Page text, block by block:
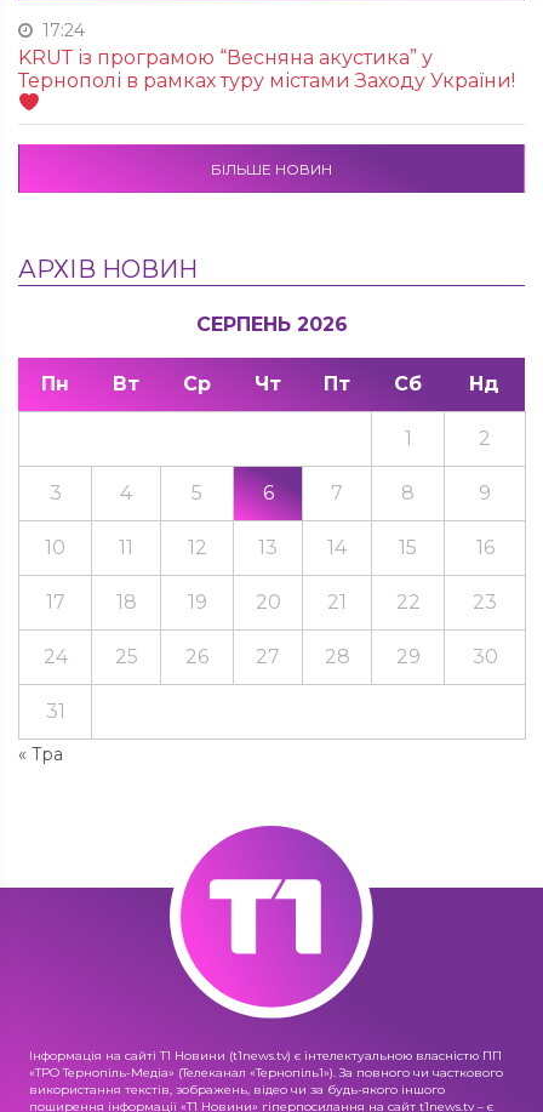
17:24
KRUТ із програмою “Весняна акустика” у
Тернополі в рамках туру містами Заходу України!
БІЛЬШЕ НОВИН
АРХІВ НОВИН
СЕРПЕНЬ 2026
Пн Вт Ср Чт Пт Сб Нд
« Тра
1 2
3 4 5 6 7 8 9
10 11 12 13 14 15 16
17 18 19 20 21 22 23
24 25 26 27 28 29 30
31
Інформація на сайті Т1 Новини (t1news.tv) є інтелектуальною власністю ПП
«ТРО Тернопіль-Медіа» (Телеканал «Тернопіль1»). За повного чи часткового
використання текстів, зображень, відео чи за будь-якого іншого
поширення інформації «Т1 Новини» гіперпосилання на сайт t1news.tv – є